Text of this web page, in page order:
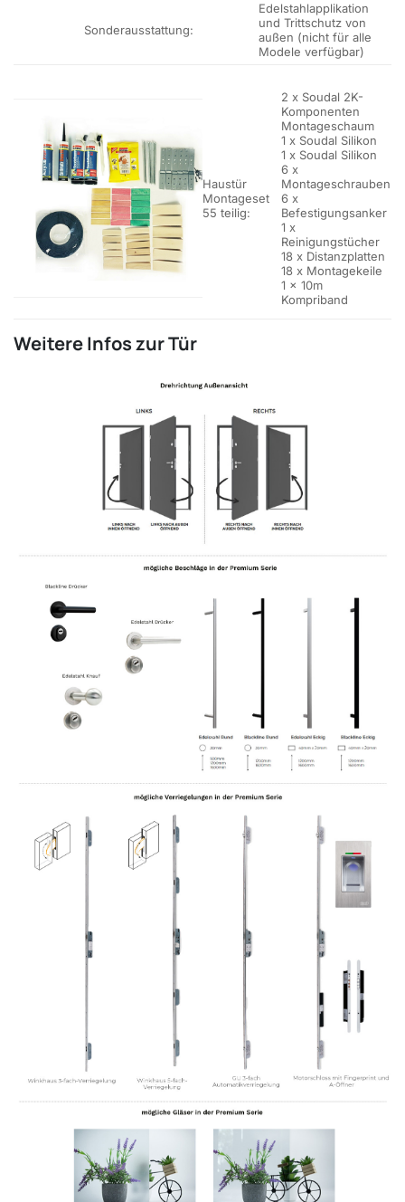
Sonderausstattung:
Edelstahlapplikation
und Trittschutz von
außen (nicht für alle
Modele verfügbar)
Haustür
Montageset
55 teilig:
2 x Soudal 2K-
Komponenten
Montageschaum
1 x Soudal Silikon
1 x Soudal Silikon
6 x
Montageschrauben
6 x
Befestigungsanker
1 x
Reinigungstücher
18 x Distanzplatten
18 x Montagekeile
1 x 10m
Kompriband
Weitere Infos zur Tür